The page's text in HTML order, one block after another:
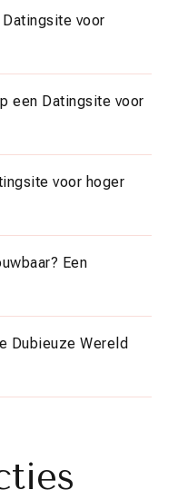
voor
een Datingsite voor
voor hoger
Een
Dubieuze Wereld